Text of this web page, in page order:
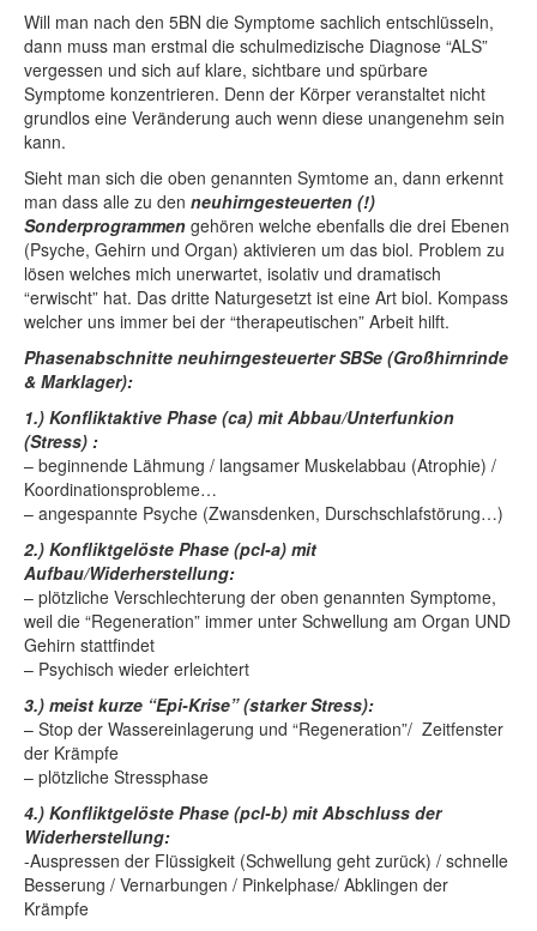
Will man nach den 5BN die Symptome sachlich entschlüsseln,
dann muss man erstmal die schulmedizische Diagnose “ALS”
vergessen und sich auf klare, sichtbare und spürbare
Symptome konzentrieren. Denn der Körper veranstaltet nicht
grundlos eine Veränderung auch wenn diese unangenehm sein
kann.
Sieht man sich die oben genannten Symtome an, dann erkennt
man dass alle zu den neuhirngesteuerten (!)
Sonderprogrammen gehören welche ebenfalls die drei Ebenen
(Psyche, Gehirn und Organ) aktivieren um das biol. Problem zu
lösen welches mich unerwartet, isolativ und dramatisch
“erwischt” hat. Das dritte Naturgesetzt ist eine Art biol. Kompass
welcher uns immer bei der “therapeutischen” Arbeit hilft.
Phasenabschnitte neuhirngesteuerter SBSe (Großhirnrinde
& Marklager):
1.) Konfliktaktive Phase (ca) mit Abbau/Unterfunkion
(Stress) :
– beginnende Lähmung / langsamer Muskelabbau (Atrophie) /
Koordinationsprobleme…
– angespannte Psyche (Zwansdenken, Durschschlafstörung…)
2.) Konfliktgelöste Phase (pcl-a) mit
Aufbau/Widerherstellung:
– plötzliche Verschlechterung der oben genannten Symptome,
weil die “Regeneration” immer unter Schwellung am Organ UND
Gehirn stattfindet
– Psychisch wieder erleichtert
3.) meist kurze “Epi-Krise” (starker Stress):
– Stop der Wassereinlagerung und “Regeneration”/ Zeitfenster
der Krämpfe
– plötzliche Stressphase
4.) Konfliktgelöste Phase (pcl-b) mit Abschluss der
Widerherstellung:
-Auspressen der Flüssigkeit (Schwellung geht zurück) / schnelle
Besserung / Vernarbungen / Pinkelphase/ Abklingen der
Krämpfe